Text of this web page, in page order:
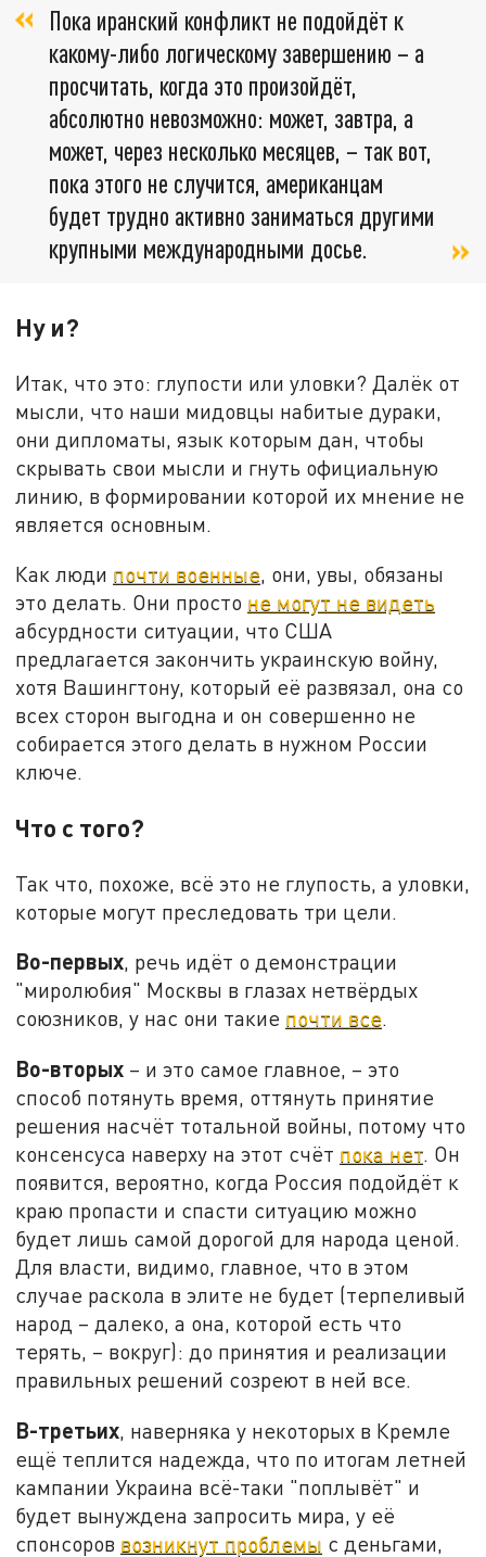
Пока иранский конфликт не подойдёт к
какому-либо логическому завершению – а
просчитать, когда это произойдёт,
абсолютно невозможно: может, завтра, а
может, через несколько месяцев, – так вот,
пока этого не случится, американцам
будет трудно активно заниматься другими
крупными международными досье.
Ну и?
Итак, что это: глупости или уловки? Далёк от
мысли, что наши мидовцы набитые дураки,
они дипломаты, язык которым дан, чтобы
скрывать свои мысли и гнуть официальную
линию, в формировании которой их мнение не
является основным.
Как люди почти военные, они, увы, обязаны
это делать. Они просто не могут не видеть
абсурдности ситуации, что США
предлагается закончить украинскую войну,
хотя Вашингтону, который её развязал, она со
всех сторон выгодна и он совершенно не
собирается этого делать в нужном России
ключе.
Что с того?
Так что, похоже, всё это не глупость, а уловки,
которые могут преследовать три цели.
Во-первых, речь идёт о демонстрации
"миролюбия" Москвы в глазах нетвёрдых
союзников, у нас они такие почти все.
Во-вторых – и это самое главное, – это
способ потянуть время, оттянуть принятие
решения насчёт тотальной войны, потому что
консенсуса наверху на этот счёт пока нет. Он
появится, вероятно, когда Россия подойдёт к
краю пропасти и спасти ситуацию можно
будет лишь самой дорогой для народа ценой.
Для власти, видимо, главное, что в этом
случае раскола в элите не будет (терпеливый
народ – далеко, а она, которой есть что
терять, – вокруг): до принятия и реализации
правильных решений созреют в ней все.
В-третьих, наверняка у некоторых в Кремле
ещё теплится надежда, что по итогам летней
кампании Украина всё-таки "поплывёт" и
будет вынуждена запросить мира, у её
спонсоров возникнут проблемы с деньгами,